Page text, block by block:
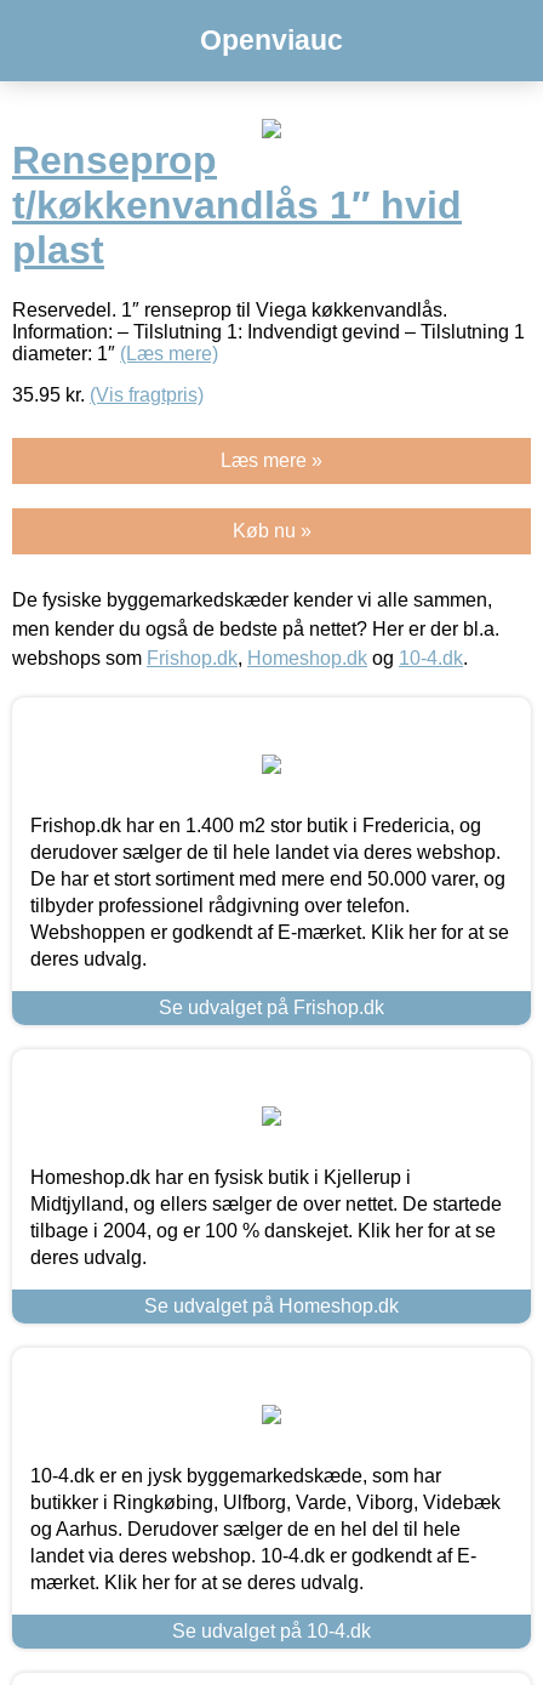
Openviauc
Renseprop
t/køkkenvandlås 1″ hvid
plast
Reservedel. 1″ renseprop til Viega køkkenvandlås.
Information: – Tilslutning 1: Indvendigt gevind – Tilslutning 1
diameter: 1″ (Læs mere)
35.95 kr. (Vis fragtpris)
Læs mere »
Køb nu »
De fysiske byggemarkedskæder kender vi alle sammen,
men kender du også de bedste på nettet? Her er der bl.a.
webshops som Frishop.dk, Homeshop.dk og 10-4.dk.
Frishop.dk har en 1.400 m2 stor butik i Fredericia, og
derudover sælger de til hele landet via deres webshop.
De har et stort sortiment med mere end 50.000 varer, og
tilbyder professionel rådgivning over telefon.
Webshoppen er godkendt af E-mærket. Klik her for at se
deres udvalg.
Se udvalget på Frishop.dk
Homeshop.dk har en fysisk butik i Kjellerup i
Midtjylland, og ellers sælger de over nettet. De startede
tilbage i 2004, og er 100 % danskejet. Klik her for at se
deres udvalg.
Se udvalget på Homeshop.dk
10-4.dk er en jysk byggemarkedskæde, som har
butikker i Ringkøbing, Ulfborg, Varde, Viborg, Videbæk
og Aarhus. Derudover sælger de en hel del til hele
landet via deres webshop. 10-4.dk er godkendt af E-
mærket. Klik her for at se deres udvalg.
Se udvalget på 10-4.dk